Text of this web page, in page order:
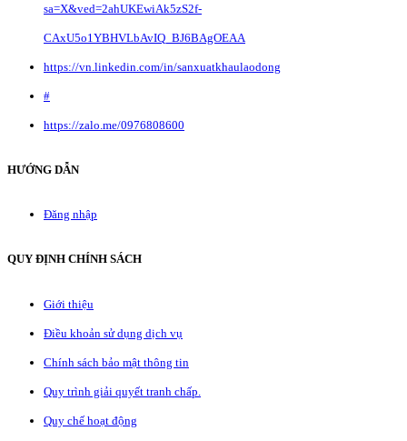
sa=X&ved=2ahUKEwiAk5zS2f-
CAxU5o1YBHVLbAvIQ_BJ6BAgOEAA
https://vn.linkedin.com/in/sanxuatkhaulaodong
#
https://zalo.me/0976808600
HƯỚNG DẪN
Đăng nhập
QUY ĐỊNH CHÍNH SÁCH
Giới thiệu
Điều khoản sử dụng dịch vụ
Chính sách bảo mật thông tin
Quy trình giải quyết tranh chấp.
Quy chế hoạt động